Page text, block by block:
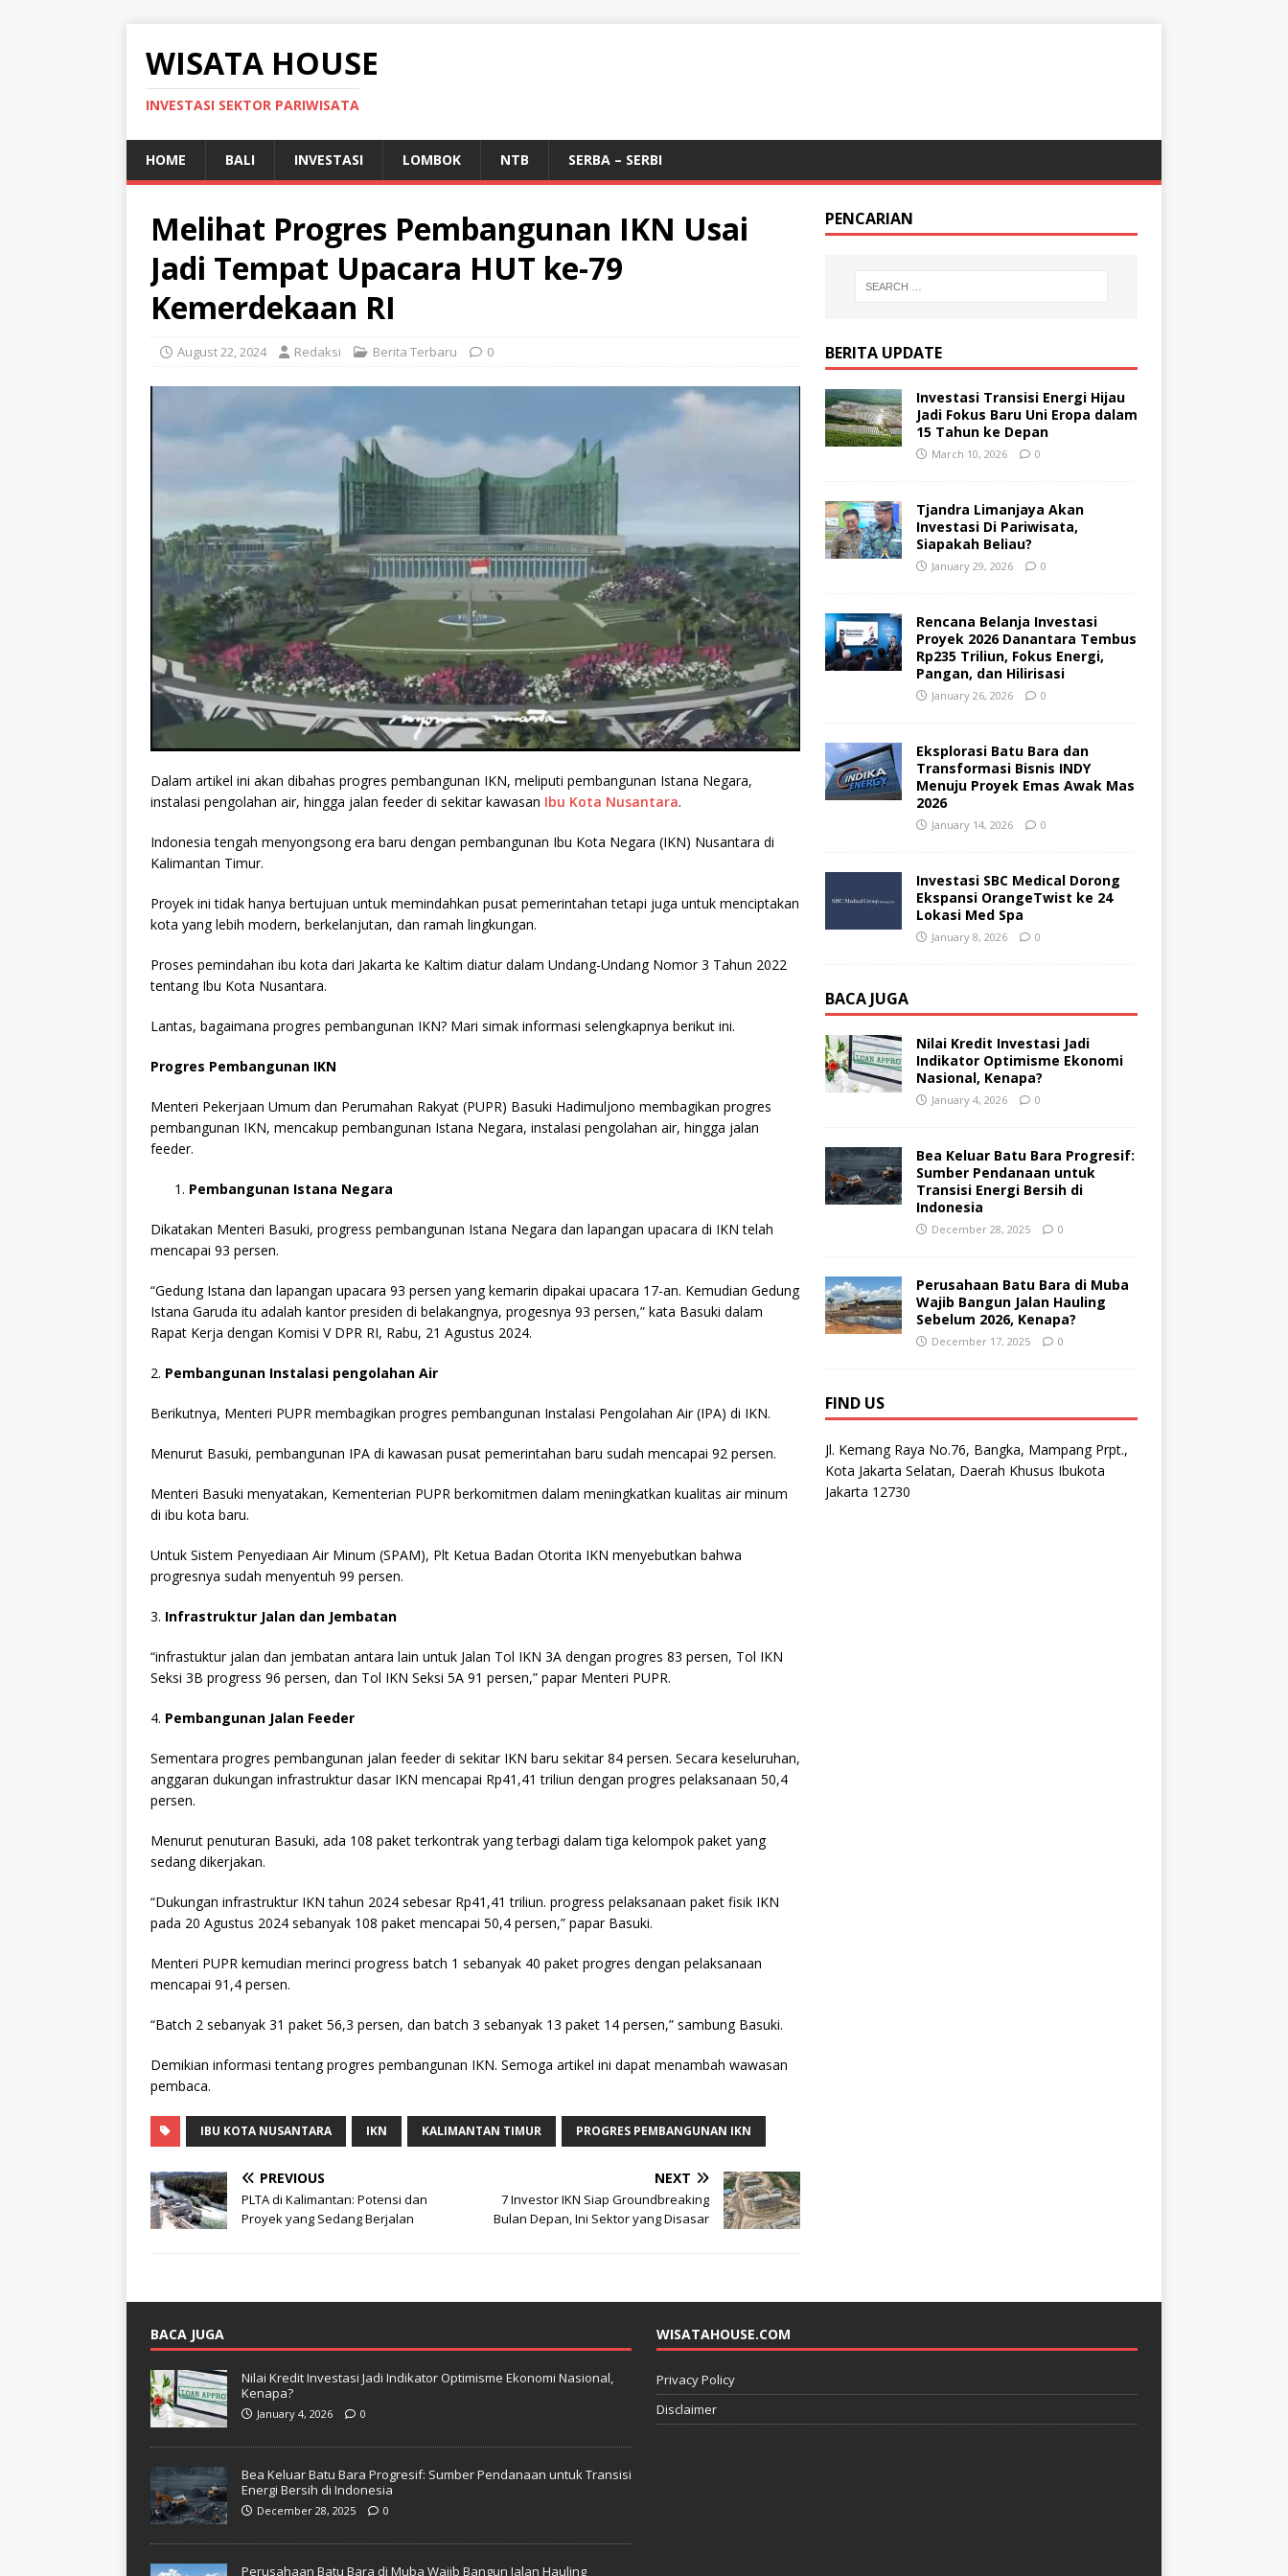
WISATA HOUSE
INVESTASI SEKTOR PARIWISATA
HOME BALI INVESTASI LOMBOK NTB SERBA – SERBI
Melihat Progres Pembangunan IKN Usai
Jadi Tempat Upacara HUT ke-79
Kemerdekaan RI
August 22, 2024 Redaksi Berita Terbaru 0
Dalam artikel ini akan dibahas progres pembangunan IKN, meliputi pembangunan Istana Negara,
instalasi pengolahan air, hingga jalan feeder di sekitar kawasan Ibu Kota Nusantara.
Indonesia tengah menyongsong era baru dengan pembangunan Ibu Kota Negara (IKN) Nusantara di
Kalimantan Timur.
Proyek ini tidak hanya bertujuan untuk memindahkan pusat pemerintahan tetapi juga untuk menciptakan
kota yang lebih modern, berkelanjutan, dan ramah lingkungan.
Proses pemindahan ibu kota dari Jakarta ke Kaltim diatur dalam Undang-Undang Nomor 3 Tahun 2022
tentang Ibu Kota Nusantara.
Lantas, bagaimana progres pembangunan IKN? Mari simak informasi selengkapnya berikut ini.
Progres Pembangunan IKN
Menteri Pekerjaan Umum dan Perumahan Rakyat (PUPR) Basuki Hadimuljono membagikan progres
pembangunan IKN, mencakup pembangunan Istana Negara, instalasi pengolahan air, hingga jalan
feeder.
Pembangunan Istana Negara
Dikatakan Menteri Basuki, progress pembangunan Istana Negara dan lapangan upacara di IKN telah
mencapai 93 persen.
“Gedung Istana dan lapangan upacara 93 persen yang kemarin dipakai upacara 17-an. Kemudian Gedung
Istana Garuda itu adalah kantor presiden di belakangnya, progesnya 93 persen,” kata Basuki dalam
Rapat Kerja dengan Komisi V DPR RI, Rabu, 21 Agustus 2024.
2. Pembangunan Instalasi pengolahan Air
Berikutnya, Menteri PUPR membagikan progres pembangunan Instalasi Pengolahan Air (IPA) di IKN.
Menurut Basuki, pembangunan IPA di kawasan pusat pemerintahan baru sudah mencapai 92 persen.
Menteri Basuki menyatakan, Kementerian PUPR berkomitmen dalam meningkatkan kualitas air minum
di ibu kota baru.
Untuk Sistem Penyediaan Air Minum (SPAM), Plt Ketua Badan Otorita IKN menyebutkan bahwa
progresnya sudah menyentuh 99 persen.
3. Infrastruktur Jalan dan Jembatan
“infrastuktur jalan dan jembatan antara lain untuk Jalan Tol IKN 3A dengan progres 83 persen, Tol IKN
Seksi 3B progress 96 persen, dan Tol IKN Seksi 5A 91 persen,” papar Menteri PUPR.
4. Pembangunan Jalan Feeder
Sementara progres pembangunan jalan feeder di sekitar IKN baru sekitar 84 persen. Secara keseluruhan,
anggaran dukungan infrastruktur dasar IKN mencapai Rp41,41 triliun dengan progres pelaksanaan 50,4
persen.
Menurut penuturan Basuki, ada 108 paket terkontrak yang terbagi dalam tiga kelompok paket yang
sedang dikerjakan.
“Dukungan infrastruktur IKN tahun 2024 sebesar Rp41,41 triliun. progress pelaksanaan paket fisik IKN
pada 20 Agustus 2024 sebanyak 108 paket mencapai 50,4 persen,” papar Basuki.
Menteri PUPR kemudian merinci progress batch 1 sebanyak 40 paket progres dengan pelaksanaan
mencapai 91,4 persen.
“Batch 2 sebanyak 31 paket 56,3 persen, dan batch 3 sebanyak 13 paket 14 persen,” sambung Basuki.
Demikian informasi tentang progres pembangunan IKN. Semoga artikel ini dapat menambah wawasan
pembaca.
IBU KOTA NUSANTARA IKN KALIMANTAN TIMUR PROGRES PEMBANGUNAN IKN
PREVIOUS
PLTA di Kalimantan: Potensi dan
Proyek yang Sedang Berjalan
NEXT
7 Investor IKN Siap Groundbreaking
Bulan Depan, Ini Sektor yang Disasar
PENCARIAN
BERITA UPDATE
Investasi Transisi Energi Hijau
Jadi Fokus Baru Uni Eropa dalam
15 Tahun ke Depan
March 10, 2026 0
Tjandra Limanjaya Akan
Investasi Di Pariwisata,
Siapakah Beliau?
January 29, 2026 0
Rencana Belanja Investasi
Proyek 2026 Danantara Tembus
Rp235 Triliun, Fokus Energi,
Pangan, dan Hilirisasi
January 26, 2026 0
Eksplorasi Batu Bara dan
Transformasi Bisnis INDY
Menuju Proyek Emas Awak Mas
2026
January 14, 2026 0
Investasi SBC Medical Dorong
Ekspansi OrangeTwist ke 24
Lokasi Med Spa
January 8, 2026 0
BACA JUGA
Nilai Kredit Investasi Jadi
Indikator Optimisme Ekonomi
Nasional, Kenapa?
January 4, 2026 0
Bea Keluar Batu Bara Progresif:
Sumber Pendanaan untuk
Transisi Energi Bersih di
Indonesia
December 28, 2025 0
Perusahaan Batu Bara di Muba
Wajib Bangun Jalan Hauling
Sebelum 2026, Kenapa?
December 17, 2025 0
FIND US
Jl. Kemang Raya No.76, Bangka, Mampang Prpt.,
Kota Jakarta Selatan, Daerah Khusus Ibukota
Jakarta 12730
BACA JUGA
Nilai Kredit Investasi Jadi Indikator Optimisme Ekonomi Nasional,
Kenapa?
January 4, 2026 0
Bea Keluar Batu Bara Progresif: Sumber Pendanaan untuk Transisi
Energi Bersih di Indonesia
December 28, 2025 0
Perusahaan Batu Bara di Muba Wajib Bangun Jalan Hauling
WISATAHOUSE.COM
Privacy Policy
Disclaimer